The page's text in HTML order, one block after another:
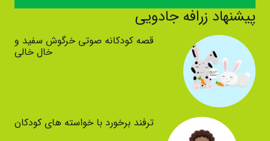
پیشنهاد زرافه جادویی
قصه کودکانه صوتی خرگوش سفید و
خال خالی
ترفند برخورد با خواسته های کودکان